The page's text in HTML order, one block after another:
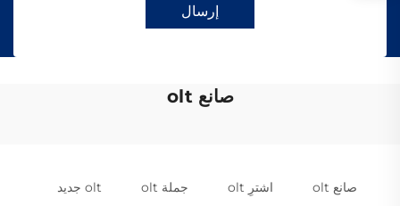
إرسال
صانع olt
صانع olt اشترِ olt جملة olt olt جديد